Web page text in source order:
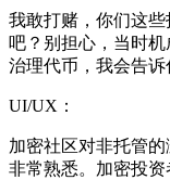
我敢打赌，你们这
吧？别担心，当时机
治理代币，我会告诉
UI/UX：
加密社区对非托管的
非常熟悉。加密投